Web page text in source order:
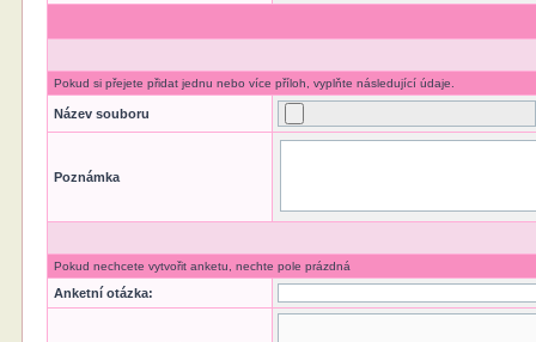
Pokud si přejete přidat jednu nebo více příloh, vyplňte následující údaje.
Název souboru
Poznámka
Pokud nechcete vytvořit anketu, nechte pole prázdná
Anketní otázka: